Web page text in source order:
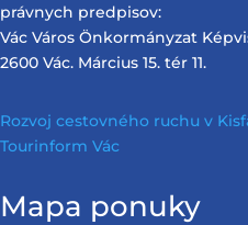
právnych predpisov:
Vác Város Önkormányzat
2600 Vác. Március 15. tér 11.
Rozvoj cestovného ruchu v
Tourinform Vác
Mapa ponuky